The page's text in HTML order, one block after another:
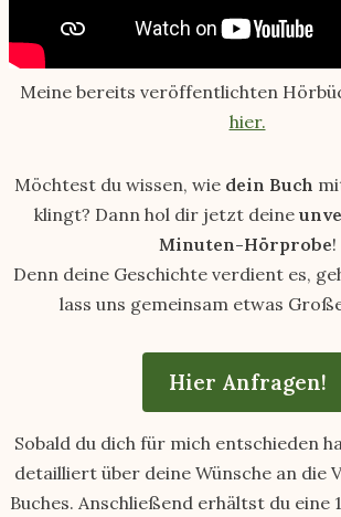
Meine bereits veröffentlichten
hier.
Möchtest du wissen, wie dein Buch
klingt? Dann hol dir jetzt deine
Minuten-Hörprobe!
Denn deine Geschichte verdient es,
lass uns gemeinsam etwas
Hier Anfragen!
Sobald du dich für mich entschieden
detailliert über deine Wünsche an die
Buches. Anschließend erhältst du eine